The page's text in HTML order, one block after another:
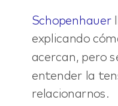
Schopenhauer
explicando
acercan, pero
entender la
relacionarnos.